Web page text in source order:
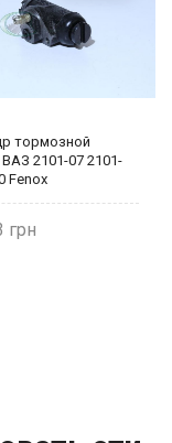
тормозной
2101-07 2101-
Fenox